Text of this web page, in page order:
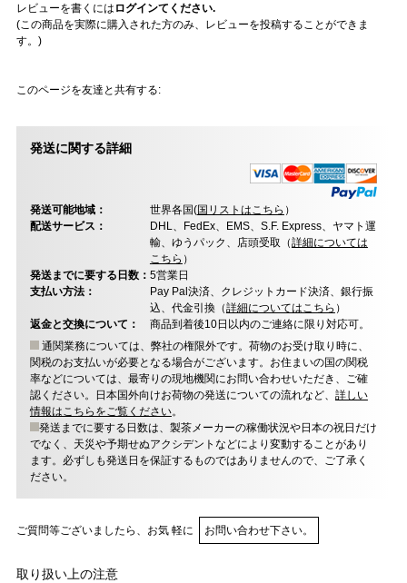
レビューを書くには ログインてください.
(この商品を実際に購入された方のみ、レビューを投稿することができま
す。)
このページを友達と共有する:
発送に関する詳細
発送可能地域： 世界各国(国リストはこちら ）
配送サービス：
DHL、FedEx、EMS、S.F. Express、ヤマト運
輸、ゆうパック、店頭受取（詳細については
こちら ）
発送までに要する日数： 5営業日
支払い方法：
Pay Pal決済、クレジットカード決済、銀行振
込、代金引換（詳細についてはこちら ）
返金と交換について：
商品到着後10日以内のご連絡に限り対応可。
通関業務については、弊社の権限外です。荷物のお受け取り時に、
関税のお支払いが必要となる場合がございます。お住まいの国の関税
率などについては、最寄りの現地機関にお問い合わせいただき、ご確
認ください。日本国外向けお荷物の発送についての流れなど、 詳しい
情報はこちらをご覧ください。
発送までに要する日数は、製茶メーカーの稼働状況や日本の祝日だけ
でなく、天災や予期せぬアクシデントなどにより変動することがあり
ます。必ずしも発送日を保証するものではありませんので、ご了承く
ださい。
ご質問等ございましたら、お気 軽に お問い合わせ下さい。
取り扱い上の注意